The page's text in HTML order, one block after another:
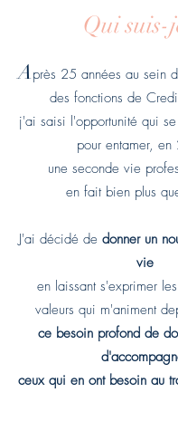
Qui suis-
Après 25 années au sein
des fonctions de
j'ai saisi l'opportunité qui
pour entamer,
une seconde vie
en fait bien plus
J'ai décidé de donner un
vie
en laissant s'exprimer
valeurs qui m'animent
ce besoin profond de
ceux qui en ont besoin au